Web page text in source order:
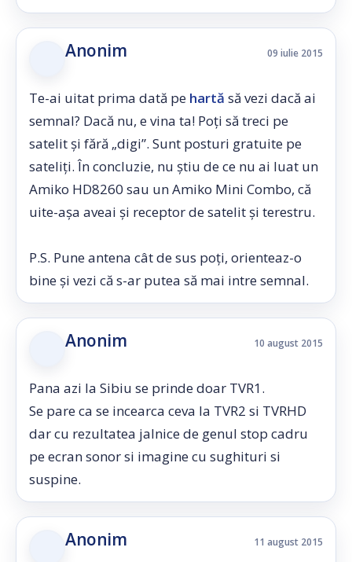
Anonim 09 iulie 2015
Te-ai uitat prima dată pe hartă să vezi dacă ai
semnal? Dacă nu, e vina ta! Poți să treci pe
satelit și fără „digi”. Sunt posturi gratuite pe
sateliți. În concluzie, nu știu de ce nu ai luat un
Amiko HD8260 sau un Amiko Mini Combo, că
uite-așa aveai și receptor de satelit și terestru.
P.S. Pune antena cât de sus poți, orienteaz-o
bine și vezi că s-ar putea să mai intre semnal.
Anonim 10 august 2015
Pana azi la Sibiu se prinde doar TVR1.
Se pare ca se incearca ceva la TVR2 si TVRHD
dar cu rezultatea jalnice de genul stop cadru
pe ecran sonor si imagine cu sughituri si
suspine.
Anonim 11 august 2015